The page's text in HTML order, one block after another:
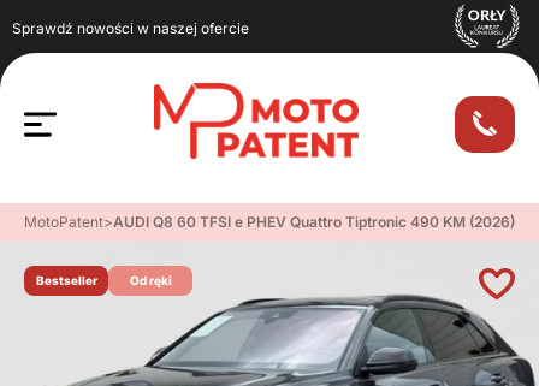
Sprawdź nowości w naszej ofercie
MotoPatent>AUDI Q8 60 TFSI e PHEV Quattro Tiptronic 490 KM (2026)
Bestseller Od ręki